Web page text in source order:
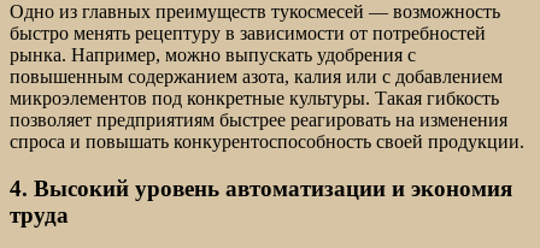
Одно из главных преимуществ тукосмесей — возможность
быстро менять рецептуру в зависимости от потребностей
рынка. Например, можно выпускать удобрения с
повышенным содержанием азота, калия или с добавлением
микроэлементов под конкретные культуры. Такая гибкость
позволяет предприятиям быстрее реагировать на изменения
спроса и повышать конкурентоспособность своей продукции.
4. Высокий уровень автоматизации и экономия
труда